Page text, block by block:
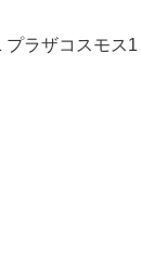
ラザコスモス1